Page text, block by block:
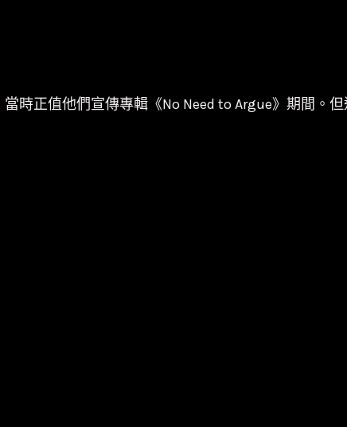
時正值他們宣傳專輯《No Need to Argue》期間。